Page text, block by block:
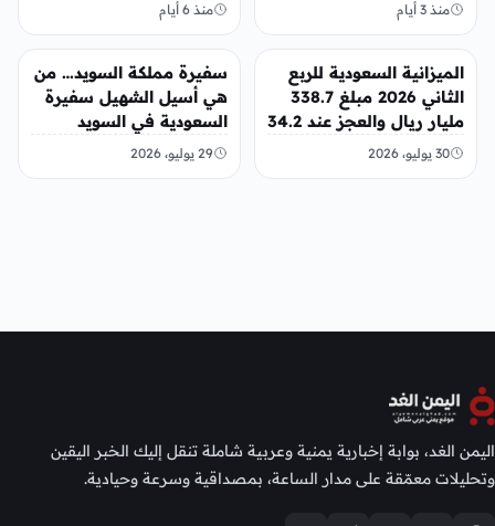
منذ 3 أيام منذ 6 أيام
عربي ودولي
الميزانية السعودية للربع
الثاني 2026 مبلغ 338.7
مليار ريال والعجز عند 34.2
مليار ريال
30 يوليو، 2026
عربي ودولي
سفيرة مملكة السويد… من
هي أسيل الشهيل سفيرة
السعودية في السويد
29 يوليو، 2026
اليمن الغد، بوابة إخبارية يمنية وعربية شاملة تنقل إليك الخبر اليقين
وتحليلات معمّقة على مدار الساعة، بمصداقية وسرعة وحيادية.